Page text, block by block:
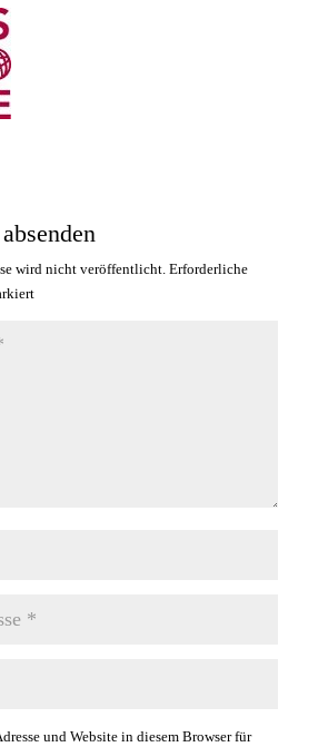
wird nicht veröffentlicht. Erforderliche
und Website in diesem Browser für